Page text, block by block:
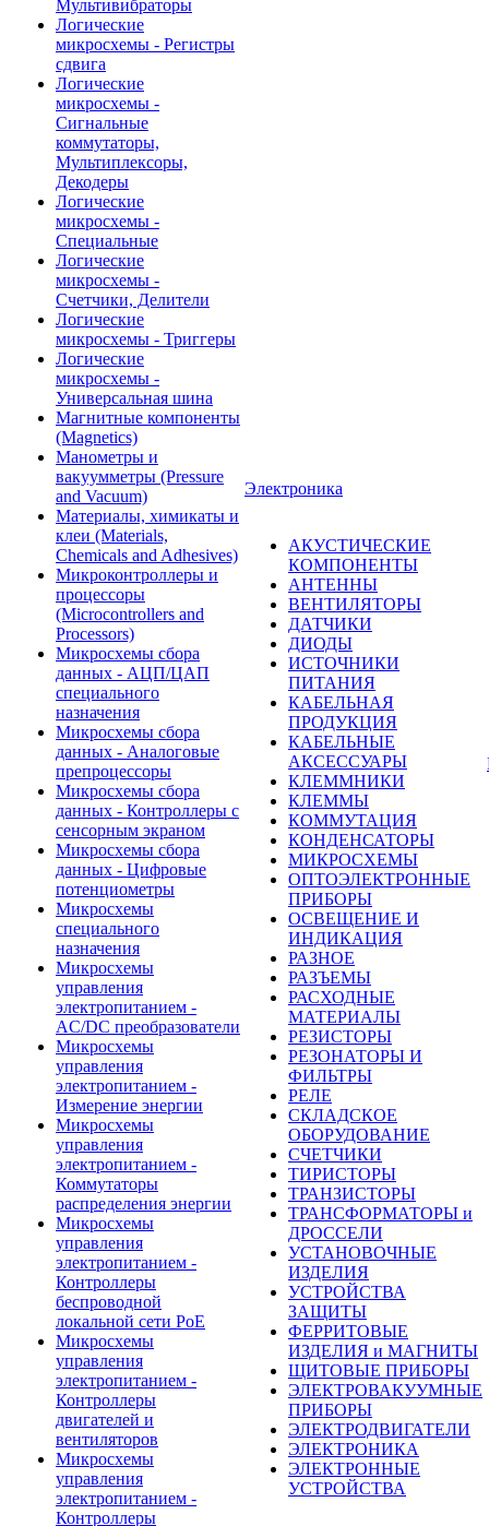
Мультивибраторы
Логические
микросхемы - Регистры
сдвига
Логические
микросхемы -
Сигнальные
коммутаторы,
Мультиплексоры,
Декодеры
Логические
микросхемы -
Специальные
Логические
микросхемы -
Счетчики, Делители
Логические
микросхемы - Триггеры
Логические
микросхемы -
Универсальная шина
Магнитные компоненты
(Magnetics)
Манометры и
вакуумметры (Pressure
and Vacuum)
Материалы, химикаты и
клеи (Materials,
Chemicals and Adhesives)
Микроконтроллеры и
процессоры
(Microcontrollers and
Processors)
Микросхемы сбора
данных - АЦП/ЦАП
специального
назначения
Микросхемы сбора
данных - Аналоговые
препроцессоры
Микросхемы сбора
данных - Контроллеры с
сенсорным экраном
Микросхемы сбора
данных - Цифровые
потенциометры
Микросхемы
специального
назначения
Микросхемы
управления
электропитанием -
AC/DC преобразователи
Микросхемы
управления
электропитанием -
Измерение энергии
Микросхемы
управления
электропитанием -
Коммутаторы
распределения энергии
Микросхемы
управления
электропитанием -
Контроллеры
беспроводной
локальной сети PoE
Микросхемы
управления
электропитанием -
Контроллеры
двигателей и
вентиляторов
Микросхемы
управления
электропитанием -
Контроллеры
Электроника
АКУСТИЧЕСКИЕ
КОМПОНЕНТЫ
АНТЕННЫ
ВЕНТИЛЯТОРЫ
ДАТЧИКИ
ДИОДЫ
ИСТОЧНИКИ
ПИТАНИЯ
КАБЕЛЬНАЯ
ПРОДУКЦИЯ
КАБЕЛЬНЫЕ
АКСЕССУАРЫ
КЛЕММНИКИ
КЛЕММЫ
КОММУТАЦИЯ
КОНДЕНСАТОРЫ
МИКРОСХЕМЫ
ОПТОЭЛЕКТРОННЫЕ
ПРИБОРЫ
ОСВЕЩЕНИЕ И
ИНДИКАЦИЯ
РАЗНОЕ
РАЗЪЕМЫ
РАСХОДНЫЕ
МАТЕРИАЛЫ
РЕЗИСТОРЫ
РЕЗОНАТОРЫ И
ФИЛЬТРЫ
РЕЛЕ
СКЛАДСКОЕ
ОБОРУДОВАНИЕ
СЧЕТЧИКИ
ТИРИСТОРЫ
ТРАНЗИСТОРЫ
ТРАНСФОРМАТОРЫ и
ДРОССЕЛИ
УСТАНОВОЧНЫЕ
ИЗДЕЛИЯ
УСТРОЙСТВА
ЗАЩИТЫ
ФЕРРИТОВЫЕ
ИЗДЕЛИЯ и МАГНИТЫ
ЩИТОВЫЕ ПРИБОРЫ
ЭЛЕКТРОВАКУУМНЫЕ
ПРИБОРЫ
ЭЛЕКТРОДВИГАТЕЛИ
ЭЛЕКТРОНИКА
ЭЛЕКТРОННЫЕ
УСТРОЙСТВА